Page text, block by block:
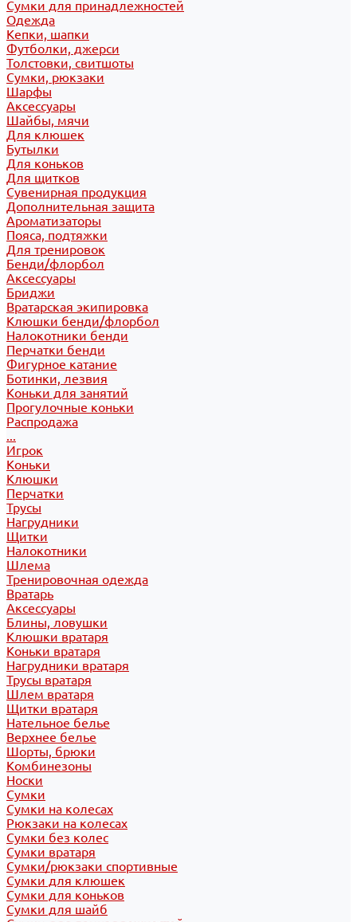
Сумки для принадлежностей
Одежда
Кепки, шапки
Футболки, джерси
Толстовки, свитшоты
Сумки, рюкзаки
Шарфы
Аксессуары
Шайбы, мячи
Для клюшек
Бутылки
Для коньков
Для щитков
Сувенирная продукция
Дополнительная защита
Ароматизаторы
Пояса, подтяжки
Для тренировок
Бенди/флорбол
Аксессуары
Бриджи
Вратарская экипировка
Клюшки бенди/флорбол
Налокотники бенди
Перчатки бенди
Фигурное катание
Ботинки, лезвия
Коньки для занятий
Прогулочные коньки
Распродажа
...
Игрок
Коньки
Клюшки
Перчатки
Трусы
Нагрудники
Щитки
Налокотники
Шлема
Тренировочная одежда
Вратарь
Аксессуары
Блины, ловушки
Клюшки вратаря
Коньки вратаря
Нагрудники вратаря
Трусы вратаря
Шлем вратаря
Щитки вратаря
Нательное белье
Верхнее белье
Шорты, брюки
Комбинезоны
Носки
Сумки
Сумки на колесах
Рюкзаки на колесах
Сумки без колес
Сумки вратаря
Сумки/рюкзаки спортивные
Сумки для клюшек
Сумки для коньков
Сумки для шайб